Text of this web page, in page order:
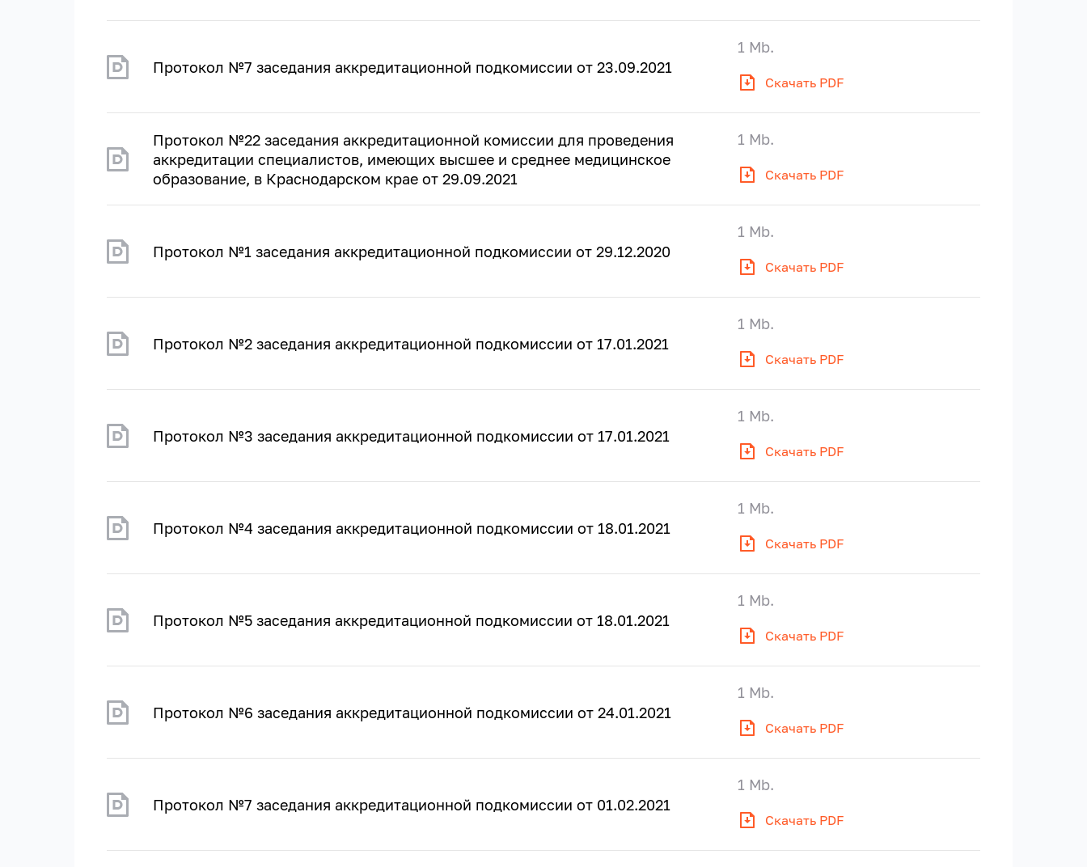
Протокол №7 заседания аккредитационной подкомиссии от 23.09.2021
Скачать PDF
1 Mb.
Протокол №22 заседания аккредитационной комиссии для проведения
аккредитации специалистов, имеющих высшее и среднее медицинское
образование, в Краснодарском крае от 29.09.2021
Скачать PDF
1 Mb.
Протокол №1 заседания аккредитационной подкомиссии от 29.12.2020
Скачать PDF
1 Mb.
Протокол №2 заседания аккредитационной подкомиссии от 17.01.2021
Скачать PDF
1 Mb.
Протокол №3 заседания аккредитационной подкомиссии от 17.01.2021
Скачать PDF
1 Mb.
Протокол №4 заседания аккредитационной подкомиссии от 18.01.2021
Скачать PDF
1 Mb.
Протокол №5 заседания аккредитационной подкомиссии от 18.01.2021
Скачать PDF
1 Mb.
Протокол №6 заседания аккредитационной подкомиссии от 24.01.2021
Скачать PDF
1 Mb.
Протокол №7 заседания аккредитационной подкомиссии от 01.02.2021
Скачать PDF
1 Mb.